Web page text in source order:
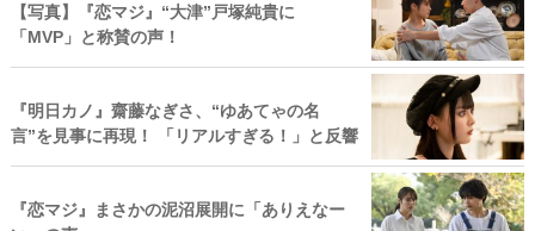
【写真】『恋マジ』“大津”戸塚純貴に
「MVP」と称賛の声！
『明日カノ』齋藤なぎさ、“ゆあてゃの名
言”を見事に再現！ 「リアルすぎる！」と反響
『恋マジ』まさかの泥沼展開に「ありえなー